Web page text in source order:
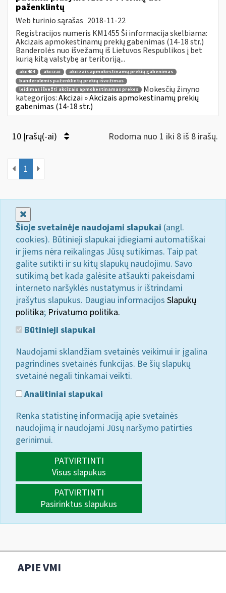
paženklintų
Web turinio sąrašas 2018-11-22
Registracijos numeris KM1455 Ši informacija skelbiama:
Akcizais apmokestinamų prekių gabenimas (14-18 str.)
Banderolės nuo išvežamų iš Lietuvos Respublikos į bet
kurią kitą valstybę ar teritoriją...
akc404 akcizai
akcizais apmokestinamų prekių gabenimas
banderolėmis paženklintų prekių išvežimas
leidimas išvežti akcizais apmokestinamas prekes
Mokesčių žinyno
kategorijos:Akcizai » Akcizais apmokestinamų prekių
gabenimas (14-18 str.)
10 Įrašų(-ai) Rodoma nuo 1 iki 8 iš 8 irašų.
1
Šioje svetainėje naudojami slapukai (angl.
cookies). Būtinieji slapukai įdiegiami automatiškai
ir jiems nėra reikalingas Jūsų sutikimas. Taip pat
galite sutikti ir su kitų slapukų naudojimu. Savo
sutikimą bet kada galėsite atšaukti pakeisdami
interneto naršyklės nustatymus ir ištrindami
įrašytus slapukus. Daugiau informacijos Slapukų
politika; Privatumo politika.
Būtinieji slapukai
Naudojami sklandžiam svetainės veikimui ir įgalina
pagrindines svetainės funkcijas. Be šių slapukų
svetainė negali tinkamai veikti.
Analitiniai slapukai
Renka statistinę informaciją apie svetainės
naudojimą ir naudojami Jūsų naršymo patirties
gerinimui.
PATVIRTINTI
Visus slapukus
PATVIRTINTI
Pasirinktus slapukus
APIE VMI